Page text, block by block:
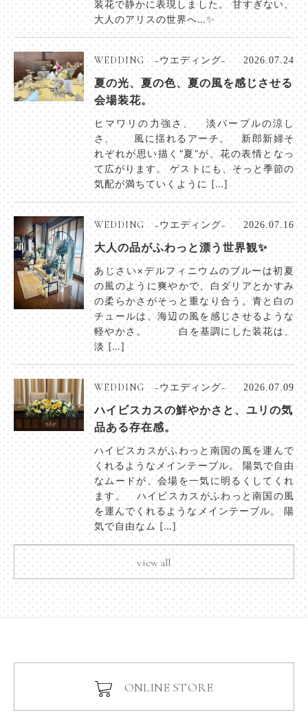
装花で静かに表現しました。 甘すぎない、
大人のアリスの世界へ…✨
WEDDING −ウエディング− 2026.07.24
夏の光、夏の色、夏の風を感じさせる
会場装花。
ヒマワリの力強さ、 淡パープルの涼し
さ、 風に揺れるアーチ。 新郎新婦そ
れぞれが思い描く“夏”が、花の表情となっ
て広がります。 ゲストにも、そっと季節の
気配が満ちていくように […]
WEDDING −ウエディング− 2026.07.16
大人の品がふわっと漂う世界観✨
あじさい×デルフィニウムのブルーは初夏
の風のように爽やかで、白ダリアとかすみ
の柔らかさがそっと重なり合う。青と白の
チュールは、海辺の風を感じさせるような
軽やかさ。 白を基調にした装花は、
淡 […]
WEDDING −ウエディング− 2026.07.09
ハイビスカスの鮮やかさと、ユリの気
品ある存在感。
ハイビスカスがふわっと南国の風を運んで
くれるようなメインテーブル。 陽気で自由
なムードが、会場を一気に明るくしてくれ
ます。 ハイビスカスがふわっと南国の風
を運んでくれるようなメインテーブル。 陽
気で自由なム […]
view all
ONLINE STORE